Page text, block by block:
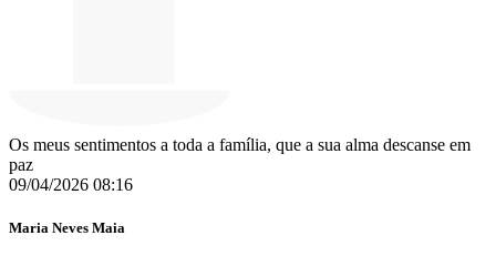
Os meus sentimentos a toda a família, que a sua alma descanse em
paz
09/04/2026 08:16
Maria Neves Maia